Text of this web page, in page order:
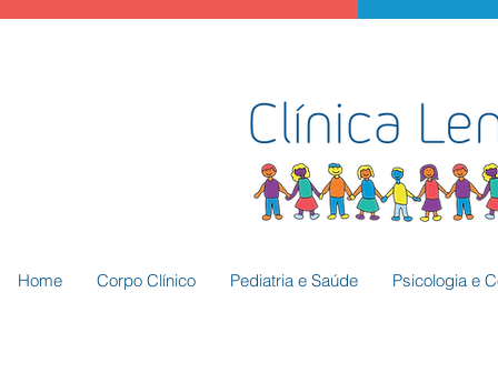
Home Corpo Clínico Pediatria e Saúde Psicologia e